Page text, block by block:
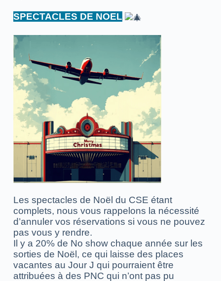
SPECTACLES DE NOEL
Les spectacles de Noël du CSE étant
complets, nous vous rappelons la nécessité
d’annuler vos réservations si vous ne pouvez
pas vous y rendre.
Il y a 20% de No show chaque année sur les
sorties de Noël, ce qui laisse des places
vacantes au Jour J qui pourraient être
attribuées à des PNC qui n’ont pas pu